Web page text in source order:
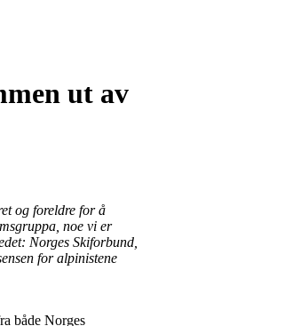
ut av
og foreldre for å
noe vi er
Norges Skiforbund,
for alpinistene
både Norges